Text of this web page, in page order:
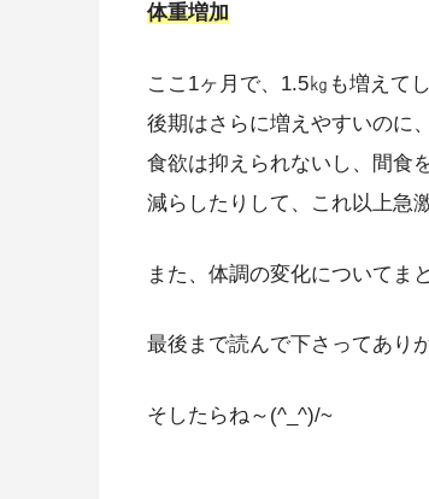
体重増加
ここ1ヶ月で、1.5㎏も増えて
後期はさらに増えやすいのに
食欲は抑えられないし、間食
減らしたりして、これ以上急
また、体調の変化についてま
最後まで読んで下さってあり
そしたらね～(^_^)/~